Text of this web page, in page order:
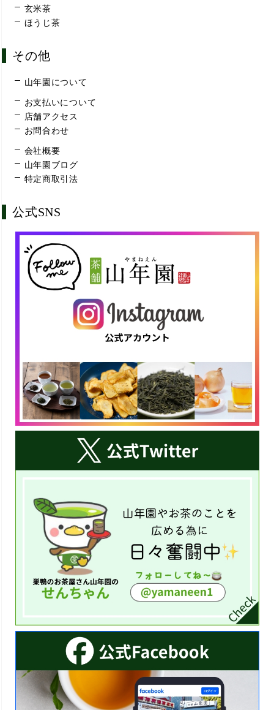
玄米茶
ほうじ茶
その他
山年園について
お支払いについて
店舗アクセス
お問合わせ
会社概要
山年園ブログ
特定商取引法
公式SNS